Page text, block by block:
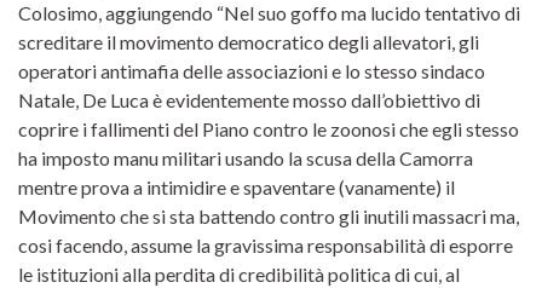
Colosimo, aggiungendo “Nel suo goffo ma lucido tentativo di
screditare il movimento democratico degli allevatori, gli
operatori antimafia delle associazioni e lo stesso sindaco
Natale, De Luca è evidentemente mosso dall’obiettivo di
coprire i fallimenti del Piano contro le zoonosi che egli stesso
ha imposto manu militari usando la scusa della Camorra
mentre prova a intimidire e spaventare (vanamente) il
Movimento che si sta battendo contro gli inutili massacri ma,
cosi facendo, assume la gravissima responsabilità di esporre
le istituzioni alla perdita di credibilità politica di cui, al